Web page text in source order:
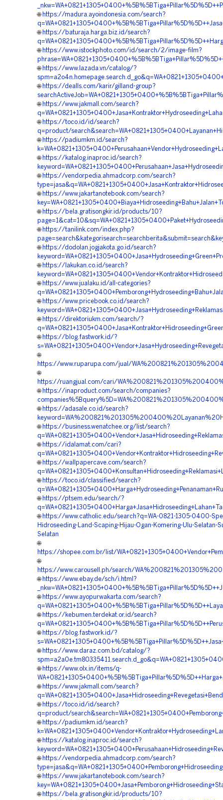
🌐 https://madura.ayoindonesia.com/search?
🌐 https://baturaja.harga.biz.id/search?
🌐 https://www.istockphoto.com/id/search/2/image-film?
🌐 https://www.lazada.vn/catalog/?
🌐 https://dealls.com/karir/gilland-group?
🌐 https://www.jakmall.com/search?
🌐 https://toco.id/id/search?
q=product/
🌐 https://padiumkm.id/search?
🌐 https://katalog.inaproc.id/search?
🌐 https://vendorpedia.ahmadcorp.com/search?
🌐 https://www.jakartanotebook.com/search?
🌐 https://bela.gratisongkir.id/products/10?
🌐 https://tanilink.com/index.php?
🌐 https://dodolan.jogjakota.go.id/search?
🌐 https://lakukan.co.id/search?
🌐 https://www.jualaku.id/all-categories?
🌐 https://www.pricebook.co.id/search?
🌐 https://direktoriukm.com/search/?
🌐 https://blog.fastwork.id/?
🌐
https://www.ruparupa.com/jual/
🌐
https://ruangjual.com/cari/
🌐 https://inaproduct.com/search/companies?
🌐 https://adasale.co.id/search?
🌐 https://business.wenatchee.org/list/search?
🌐 https://idalamat.com/cari?
🌐 https://wallpapercave.com/search?
🌐 https://toco.id/classified/search?
🌐 https://ptsem.edu/search/?
🌐 https://www.catholic.edu/search?q=WA-0821-1305-0400-
Hidroseeding-Land-Scaping-Hijau-Ogan-Komering-Ulu-Selatan-
Selatan
🌐
https://shopee.com.br/list/
🌐
https://www.carousell.ph/search/
🌐 https://www.ebay.de/sch/i.html?
🌐 https://www.ayopurwakarta.com/search?
🌐 https://kebumen.terdekat.or.id/search?
🌐 https://blog.fastwork.id/?
🌐 https://www.daraz.com.bd/catalog/?
🌐 https://www.olx.in/items/q-
🌐 https://www.jakmall.com/search?
🌐 https://toco.id/id/search?
q=product/
🌐 https://padiumkm.id/search?
🌐 https://katalog.inaproc.id/search?
🌐 https://vendorpedia.ahmadcorp.com/search?
🌐 https://www.jakartanotebook.com/search?
🌐 https://bela.gratisongkir.id/products/10?